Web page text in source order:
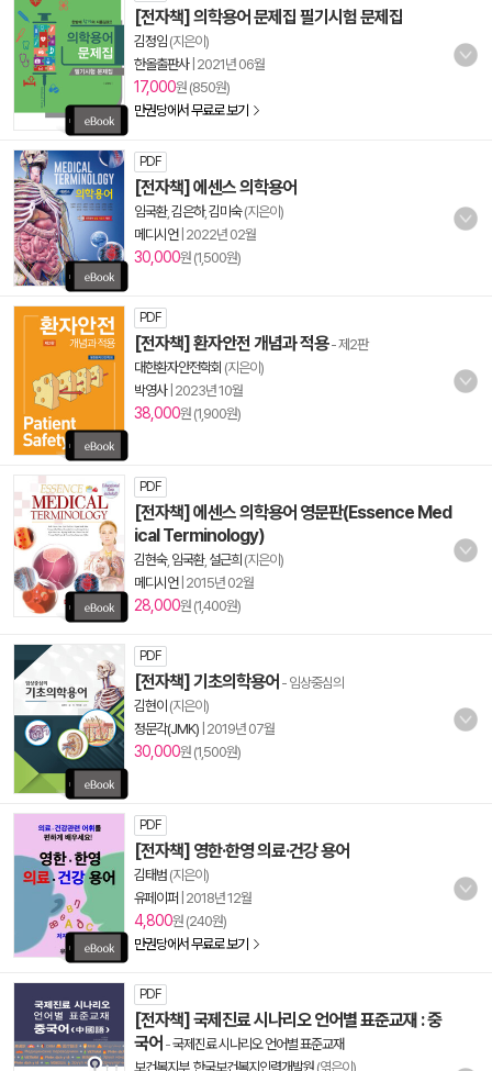
[전자책] 의학용어 문제집 필기시험 문제집
김정임 (지은이)
한올출판사| 2021년 06월
17,000원 (850원)
만권당에서 무료로 보기
PDF
[전자책] 에센스 의학용어
임국환, 김은하,김미숙(지은이)
메디시언| 2022년 02월
30,000원 (1,500원)
PDF
[전자책] 환자안전 개념과 적용- 제2판
대한환자안전학회 (지은이)
박영사| 2023년 10월
38,000원 (1,900원)
PDF
[전자책] 에센스 의학용어 영문판(Essence Med
ical Terminology)
김현숙, 임국환, 설근희 (지은이)
메디시언| 2015년 02월
28,000원 (1,400원)
PDF
[전자책] 기초의학용어 - 임상중심의
김현이 (지은이)
정문각(JMK) 2019년 07월
30,000원 (1,500원)
PDF
[전자책] 영한·한영 의료·건강 용어
김태범 (지은이)
유페이퍼 2018년 12월
4,800원 (240원)
만권당에서 무료로 보기
PDF
[전자책] 국제진료 시나리오 언어별 표준교재 : 중
국어 -국제진료 시나리오 언어별 표준교재
보건복지부, 한국보건복지인력개발원 (엮은이)